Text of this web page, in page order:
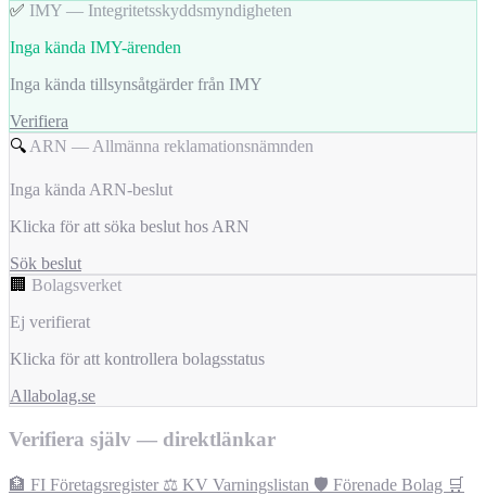
✅ IMY — Integritetsskyddsmyndigheten
Inga kända IMY-ärenden
Inga kända tillsynsåtgärder från IMY
Verifiera
🔍 ARN — Allmänna reklamationsnämnden
Inga kända ARN-beslut
Klicka för att söka beslut hos ARN
Sök beslut
🏢 Bolagsverket
Ej verifierat
Klicka för att kontrollera bolagsstatus
Allabolag.se
Verifiera själv — direktlänkar
🏦 FI Företagsregister ⚖️ KV Varningslistan 🛡️ Förenade Bolag 🛒